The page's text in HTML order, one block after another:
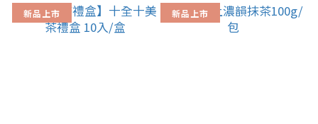
新品上市 新品上市